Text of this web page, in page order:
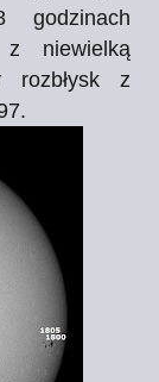
godzinach
z niewielką
rozbłysk z